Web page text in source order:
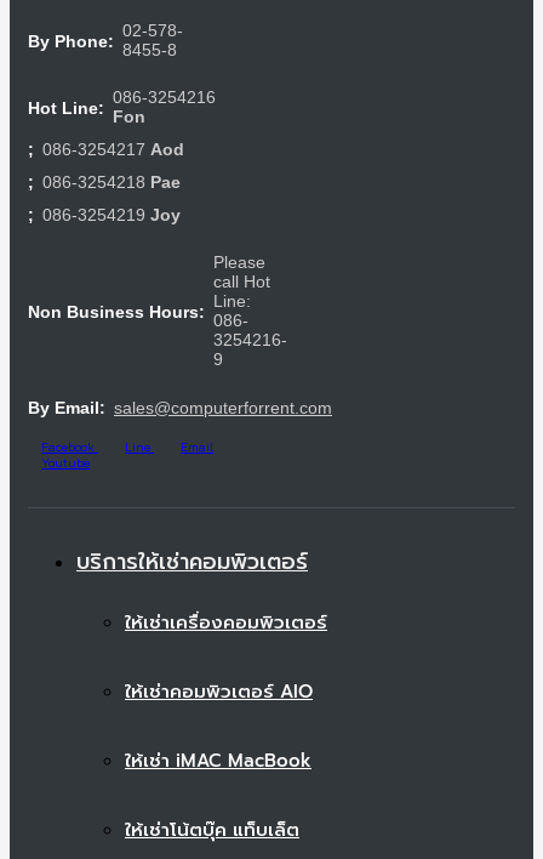
By Phone:
02-578-
8455-8
Hot Line:
086-3254216
Fon
; 086-3254217 Aod
; 086-3254218 Pae
; 086-3254219 Joy
Non Business Hours:
Please
call Hot
Line:
086-
3254216-
9
By Email: sales@computerforrent.com
Facebook Line
Email
Youtube
บริการให้เช่าคอมพิวเตอร์
ให้เช่าเครื่องคอมพิวเตอร์
ให้เช่าคอมพิวเตอร์ AIO
ให้เช่า iMAC MacBook
ให้เช่าโน้ตบุ๊ค แท็บเล็ต